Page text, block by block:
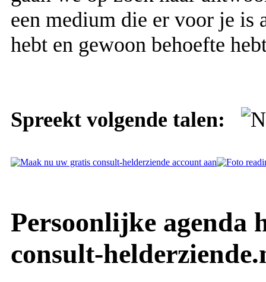
een medium die er voor je is
hebt en gewoon behoefte
Spreekt volgende talen:
Persoonlijke agenda
consult-